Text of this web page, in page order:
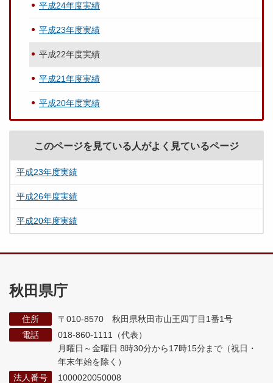
平成24年度実績
平成23年度実績
平成22年度実績
平成21年度実績
平成20年度実績
このページを見ている人がよく見ているページ
平成23年度実績
平成26年度実績
平成20年度実績
秋田県庁
住所
〒010-8570 秋田県秋田市山王四丁目1番1号
電話
018-860-1111（代表）
月曜日～金曜日 8時30分から17時15分まで （祝日・
年末年始を除く）
法人番号
1000020050008